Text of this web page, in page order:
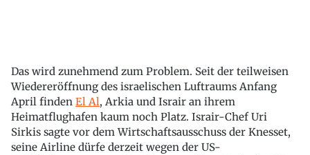
Das wird zunehmend zum Problem. Seit der teilweisen
Wiedereröffnung des israelischen Luftraums Anfang
April finden El Al, Arkia und Israir an ihrem
Heimatflughafen kaum noch Platz. Israir-Chef Uri
Sirkis sagte vor dem Wirtschaftsausschuss der Knesset,
seine Airline dürfe derzeit wegen der US-